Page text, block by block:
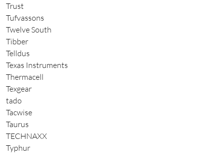
Trust
Tufvassons
Twelve South
Tibber
Telldus
Texas Instruments
Thermacell
Texgear
tado
Tacwise
Taurus
TECHNAXX
Typhur